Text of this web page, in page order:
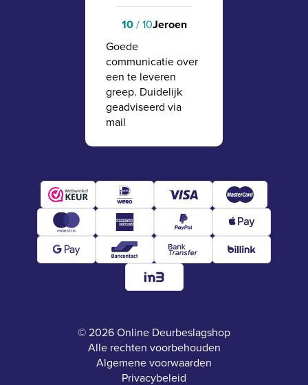
10/ 10Jeroen
Goede
communicatie over
een te leveren
greep. Duidelijk
geadviseerd via
mail
© 2026 Online Deurbeslagshop
Alle rechten voorbehouden
Algemene voorwaarden
Privacybeleid